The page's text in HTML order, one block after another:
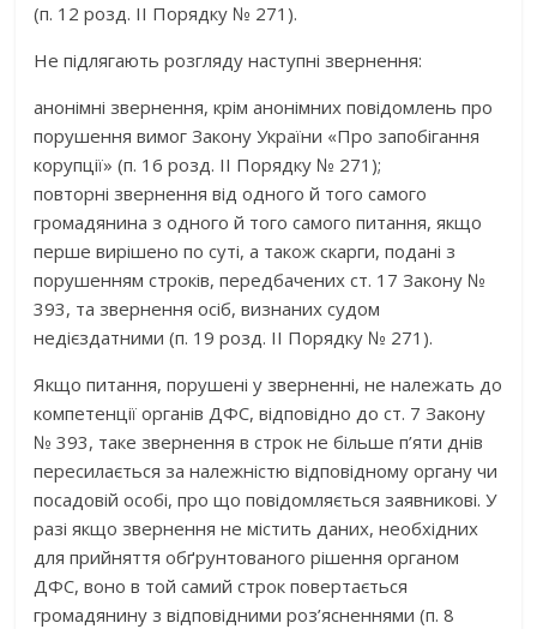
(п. 12 розд. ІІ Порядку № 271).
Не підлягають розгляду наступні звернення:
анонімні звернення, крім анонімних повідомлень про
порушення вимог Закону України «Про запобігання
корупції» (п. 16 розд. ІІ Порядку № 271);
повторні звернення від одного й того самого
громадянина з одного й того самого питання, якщо
перше вирішено по суті, а також скарги, подані з
порушенням строків, передбачених ст. 17 Закону №
393, та звернення осіб, визнаних судом
недієздатними (п. 19 розд. ІІ Порядку № 271).
Якщо питання, порушені у зверненні, не належать до
компетенції органів ДФС, відповідно до ст. 7 Закону
№ 393, таке звернення в строк не більше п’яти днів
пересилається за належністю відповідному органу чи
посадовій особі, про що повідомляється заявникові. У
разі якщо звернення не містить даних, необхідних
для прийняття обґрунтованого рішення органом
ДФС, воно в той самий строк повертається
громадянину з відповідними роз’ясненнями (п. 8